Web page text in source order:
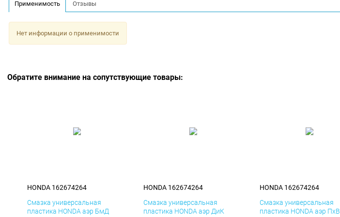
Применимость Отзывы
Нет информации о применимости
Обратите внимание на сопутствующие товары:
HONDA 162674264
Смазка универсальная
пластика HONDA аэр БмД
HONDA 162674264
Смазка универсальная
пластика HONDA аэр ДиК
HONDA 162674264
Смазка универсальная
пластика HONDA аэр ПхВ